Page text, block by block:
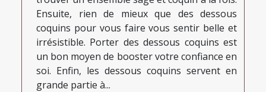
Ensuite, rien de mieux que des dessous
coquins pour vous faire vous sentir belle et
irrésistible. Porter des dessous coquins est
un bon moyen de booster votre confiance en
soi. Enfin, les dessous coquins servent en
grande partie à...